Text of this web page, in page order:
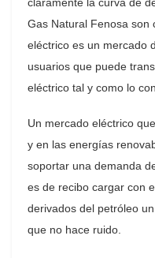
Gas Natural Fenosa son
eléctrico es un mercado
usuarios que puede
eléctrico tal y como lo
Un mercado eléctrico
y en las energías
soportar una demanda
es de recibo cargar con
derivados del petróleo
que no hace ruido.